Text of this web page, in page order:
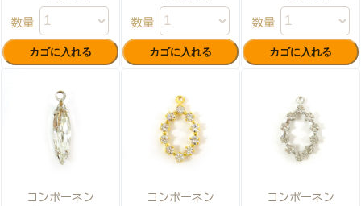
数量 数量 数量
コンポーネン
コンポーネン
コンポーネン